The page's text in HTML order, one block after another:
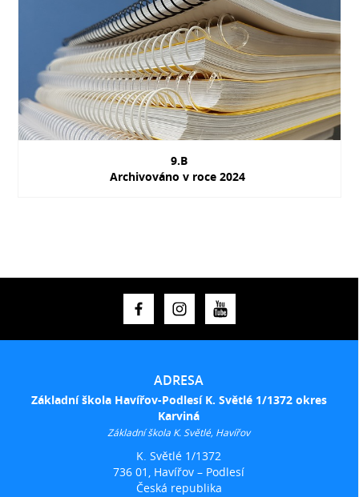
9.B
Archivováno v roce 2024
ADRESA
Základní škola Havířov-Podlesí K. Světlé 1/1372 okres
Karviná
Základní škola K. Světlé, Havířov
K. Světlé 1/1372
736 01, Havířov – Podlesí
Česká republika